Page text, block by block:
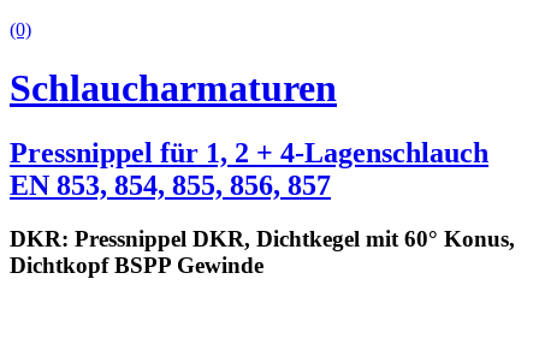
(0)
Schlaucharmaturen
Pressnippel für 1, 2 + 4-Lagenschlauch
EN 853, 854, 855, 856, 857
DKR: Pressnippel DKR, Dichtkegel mit 60° Konus,
Dichtkopf BSPP Gewinde